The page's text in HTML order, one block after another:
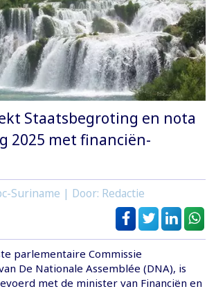
Staatsbegroting en nota
2025 met financiën-
Suriname | Door: Redactie
parlementaire Commissie
De Nationale Assemblée (DNA), is
met de minister van Financiën en